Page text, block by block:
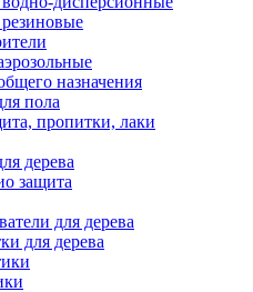
назначения
пола
пропитки, лаки
дерева
защита
для дерева
для дерева